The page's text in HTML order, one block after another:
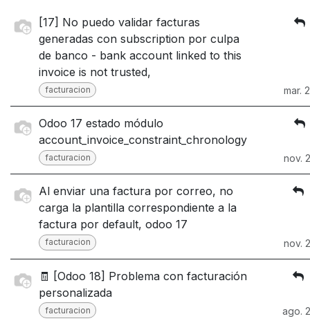
[17] No puedo validar facturas
generadas con subscription por culpa
de banco - bank account linked to this
invoice is not trusted,
facturacion mar.
Odoo 17 estado módulo
account_invoice_constraint_chronology
facturacion nov.
Al enviar una factura por correo, no
carga la plantilla correspondiente a la
factura por default, odoo 17
facturacion nov.
🧾 [Odoo 18] Problema con facturación
personalizada
facturacion ago.